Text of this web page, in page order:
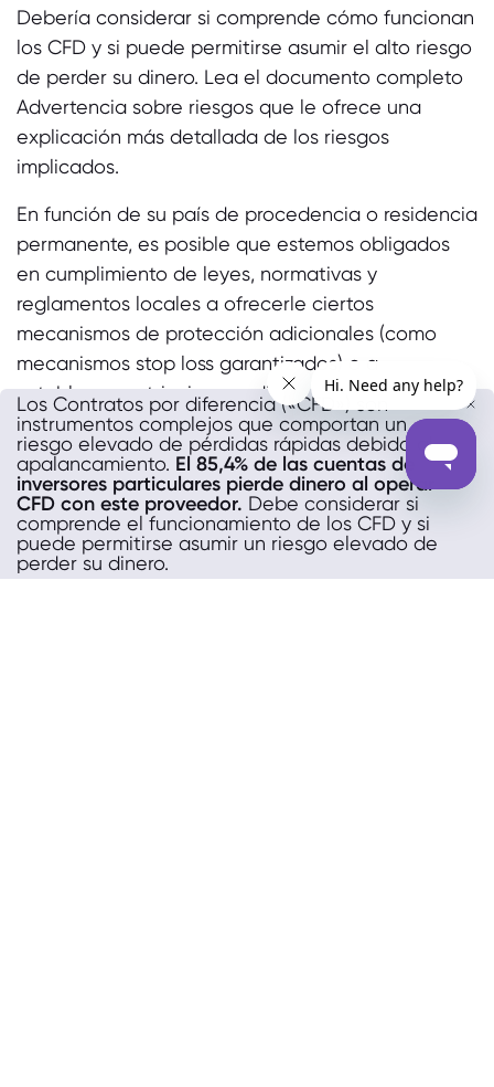
Los Contratos por diferencia («CFD») son
instrumentos complejos que comportan un
riesgo elevado de pérdidas rápidas debido al
apalancamiento. El 85,4% de las cuentas de
inversores particulares pierde dinero al operar
CFD con este proveedor. Debe considerar si
comprende el funcionamiento de los CFD y si
puede permitirse asumir un riesgo elevado de
perder su dinero.
Debería considerar si comprende cómo funcionan
los CFD y si puede permitirse asumir el alto riesgo
de perder su dinero. Lea el documento completo
Advertencia sobre riesgos que le ofrece una
explicación más detallada de los riesgos
implicados.
En función de su país de procedencia o residencia
permanente, es posible que estemos obligados
en cumplimiento de leyes, normativas y
reglamentos locales a ofrecerle ciertos
mecanismos de protección adicionales (como
mecanismos stop loss garantizados) o a
establecer restricciones adicionales a sus
operaciones. Debe revisar cuidadosamente
nuestra Acuerdo de Servicios de Inversión para
conocer los detalles de las protecciones o
restricciones que puedan aplicársele.
Jurisdicciones restringidas: No abrimos cuentas a